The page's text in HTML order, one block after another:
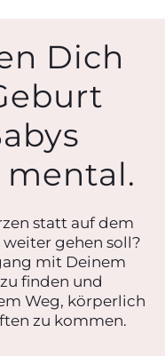
Dich
statt auf dem
gehen soll?
mit Deinem
finden und
Weg, körperlich
zu kommen.